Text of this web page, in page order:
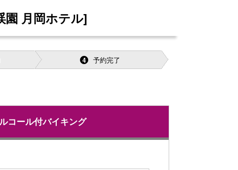
園 月岡ホテル]
4 予約完了
コール付バイキング